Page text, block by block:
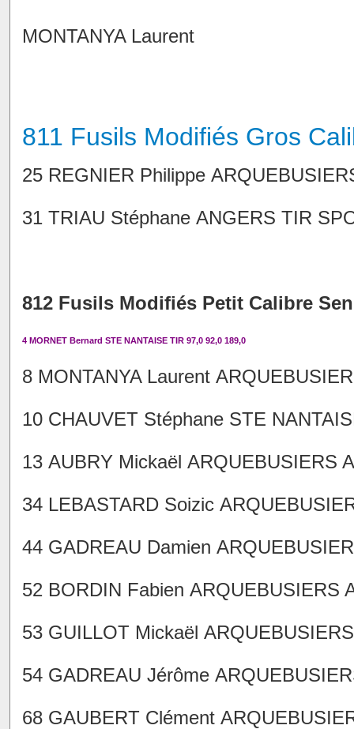
MONTANYA Laurent
811 Fusils Modifiés Gros
25 REGNIER Philippe
31 TRIAU Stéphane ANGERS TIR
812 Fusils Modifiés Petit Calibre
4 MORNET Bernard STE NANTAISE TIR 97,0 92,0 189,0
8 MONTANYA Laurent
10 CHAUVET Stéphane STE
13 AUBRY Mickaël ARQUEBUSIERS
34 LEBASTARD Soizic
44 GADREAU Damien
52 BORDIN Fabien ARQUEBUSIERS
53 GUILLOT Mickaël
54 GADREAU Jérôme
68 GAUBERT Clément